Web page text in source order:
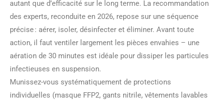
autant que d’efficacité sur le long terme. La recommandation
des experts, reconduite en 2026, repose sur une séquence
précise : aérer, isoler, désinfecter et éliminer. Avant toute
action, il faut ventiler largement les pièces envahies – une
aération de 30 minutes est idéale pour dissiper les particules
infectieuses en suspension.
Munissez-vous systématiquement de protections
individuelles (masque FFP2, gants nitrile, vêtements lavables